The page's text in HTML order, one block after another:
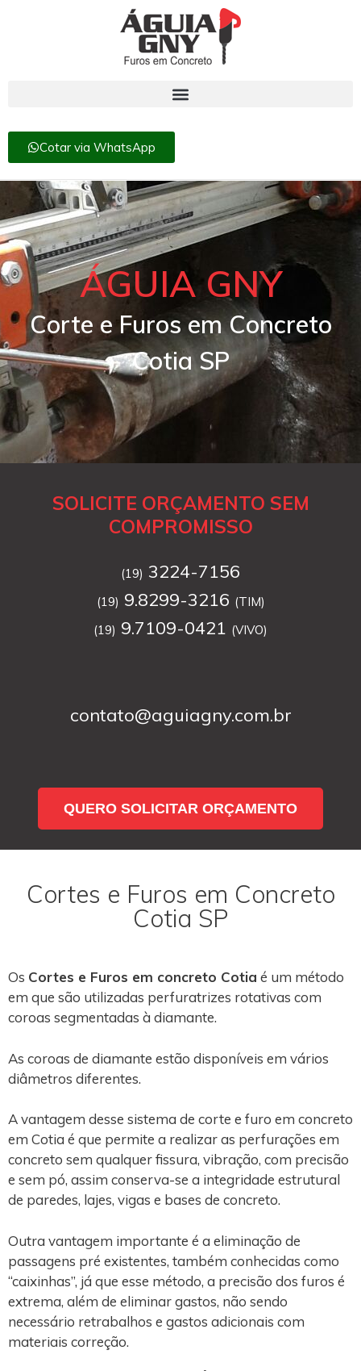
Cotar via WhatsApp
ÁGUIA GNY
Corte e Furos em Concreto
Cotia SP
SOLICITE ORÇAMENTO SEM
COMPROMISSO
(19) 3224-7156
(19) 9.8299-3216 (TIM)
(19) 9.7109-0421 (VIVO)
contato@aguiagny.com.br
QUERO SOLICITAR ORÇAMENTO
Cortes e Furos em Concreto
Cotia SP
Os Cortes e Furos em concreto Cotia é um método
em que são utilizadas perfuratrizes rotativas com
coroas segmentadas à diamante.
As coroas de diamante estão disponíveis em vários
diâmetros diferentes.
A vantagem desse sistema de corte e furo em concreto
em Cotia é que permite a realizar as perfurações em
concreto sem qualquer fissura, vibração, com precisão
e sem pó, assim conserva-se a integridade estrutural
de paredes, lajes, vigas e bases de concreto.
Outra vantagem importante é a eliminação de
passagens pré existentes, também conhecidas como
“caixinhas”, já que esse método, a precisão dos furos é
extrema, além de eliminar gastos, não sendo
necessário retrabalhos e gastos adicionais com
materiais correção.